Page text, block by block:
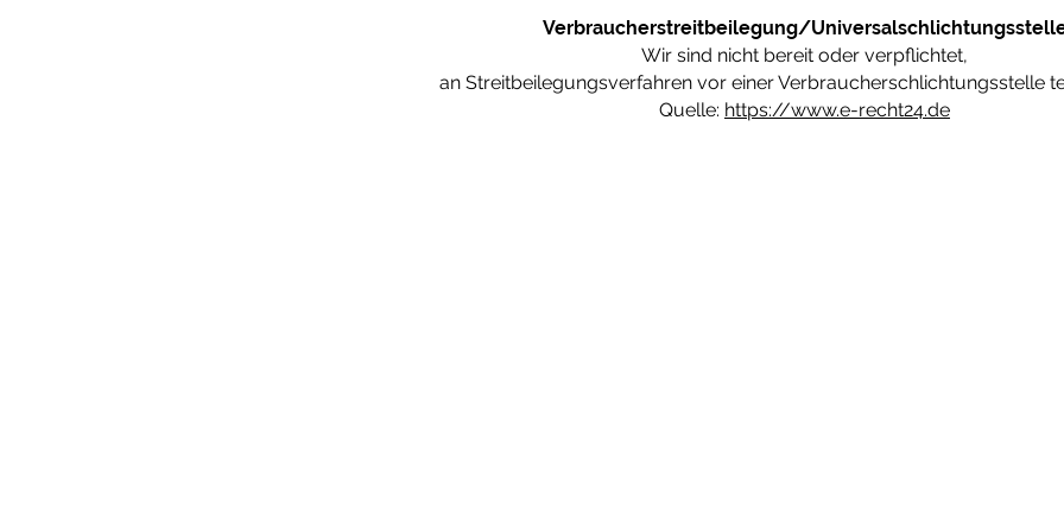
Verbraucher­streit­beilegung/
Wir sind nicht bereit oder verpflichtet,
an Streitbeilegungsverfahren vor einer Verbraucherschlichtungsstelle
Quelle: https://www.e-recht24.de